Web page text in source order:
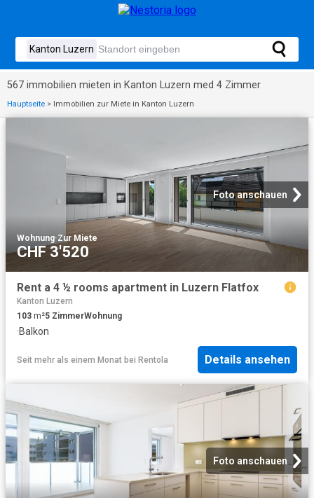
567 immobilien mieten in Kanton Luzern med 4 Zimmer
Hauptseite > Immobilien zur Miete in Kanton Luzern
Foto anschauen
Wohnung·Zur Miete
CHF 3'520
Rent a 4 ½ rooms apartment in Luzern Flatfox
Kanton Luzern
103 m²5 ZimmerWohnung
·Balkon
Seit mehr als einem Monat bei Rentola Details ansehen
Foto anschauen